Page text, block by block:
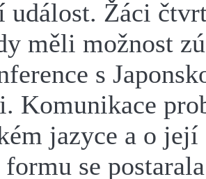
událost. Žáci
měli možnost
s
Komunikace
jazyce a o její
se